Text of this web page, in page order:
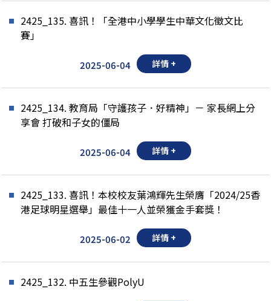
2425_135. 喜訊！「全港中小學學生中華文化徵文比
賽」
2025-06-04 詳情 +
2425_134. 教育局「守護孩子．好精神」－ 家長網上分
享會 打破和子女的僵局
2025-06-04 詳情 +
2425_133. 喜訊！本校校友葉鴻輝先生榮膺「2024/25香
港足球明星選舉」最佳十一人並榮獲金手套獎！
2025-06-02 詳情 +
2425_132. 中五生參觀PolyU